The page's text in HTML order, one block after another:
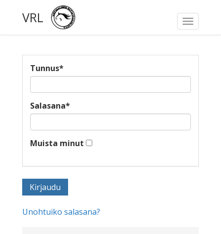
Toggle
VRL
Tunnus*
Salasana*
Muista minut
Unohtuiko salasana?